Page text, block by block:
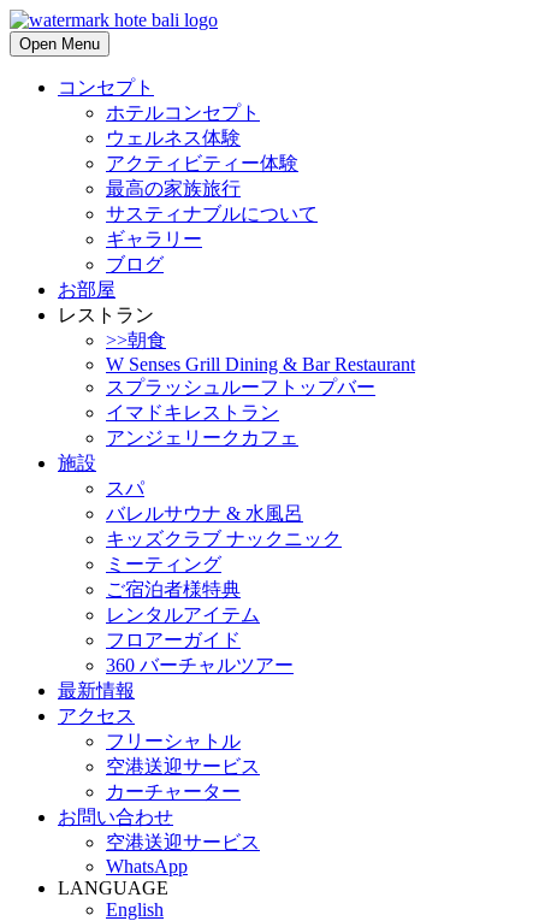
Open Menu
コンセプト
ホテルコンセプト
ウェルネス体験
アクティビティー体験
最高の家族旅行
サスティナブルについて
ギャラリー
ブログ
お部屋
レストラン
>>朝食
W Senses Grill Dining & Bar Restaurant
スプラッシュルーフトップバー
イマドキレストラン
アンジェリークカフェ
施設
スパ
バレルサウナ & 水風呂
キッズクラブ ナックニック
ミーティング
ご宿泊者様特典
レンタルアイテム
フロアーガイド
360 バーチャルツアー
最新情報
アクセス
フリーシャトル
空港送迎サービス
カーチャーター
お問い合わせ
空港送迎サービス
WhatsApp
LANGUAGE
English